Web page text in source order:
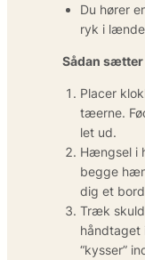
Du hører
ryk i
Sådan
Placer
tæerne.
let ud.
Hængsel i
begge
dig et
Træk
håndtaget
“kysser”